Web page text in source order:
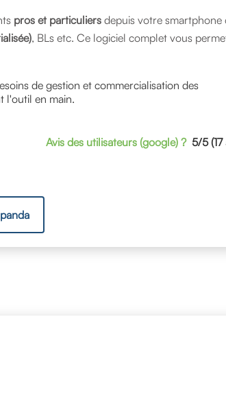
pros et particuliers depuis votre smartphone
, BLs etc. Ce logiciel complet vous
de gestion et commercialisation des
l'outil en main.
Avis des utilisateurs (google) ? 5/5 (17